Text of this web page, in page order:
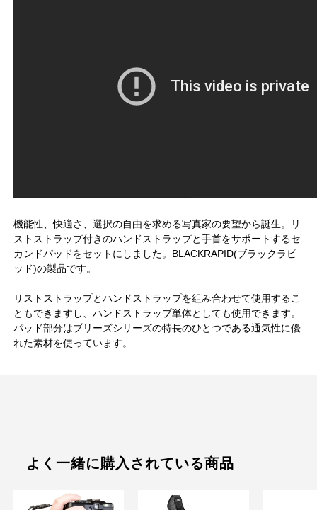
機能性、快適さ、選択の自由を求める写真家の要望から誕生。リ
ストストラップ付きのハンドストラップと手首をサポートするセ
カンドパッドをセットにしました。BLACKRAPID(ブラックラピ
ッド)の製品です。
リストストラップとハンドストラップを組み合わせて使用するこ
ともできますし、ハンドストラップ単体としても使用できます。
パッド部分はブリーズシリーズの特長のひとつである通気性に優
れた素材を使っています。
よく一緒に購入されている商品